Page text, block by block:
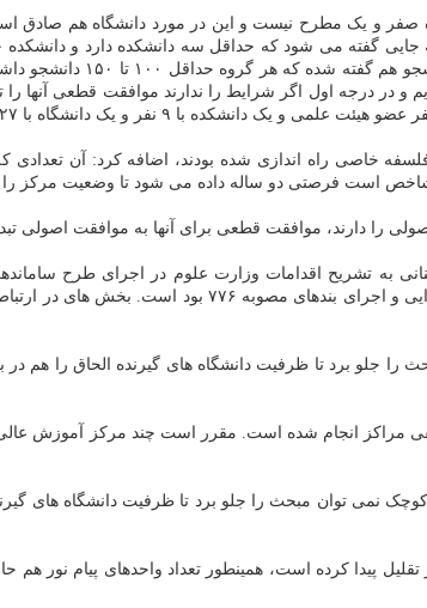
صفر و یک مطرح نیست و این در مورد دانشگاه هم
و در درجه اول اگر شرایط را ندارند موافقت قطعی
با ۲۷ نفر عضو هیئت علمی می تاند موافقت اصولی بگیرد.
فلسفه خاصی راه اندازی شده بودند، اضافه کرد: آن
شاخص است فرصتی دو ساله داده می شود تا وضعیت مرکز را
را دارند، موافقت قطعی برای آنها به موافقت اصولی
به تشریح اقدامات وزارت علوم در اجرای طرح
جلو برد تا ظرفیت دانشگاه های گیرنده الحاق را هم در
مراکز انجام شده است. مقرر است چند مرکز آموزش
نمی توان مبحث را جلو برد تا ظرفیت دانشگاه های